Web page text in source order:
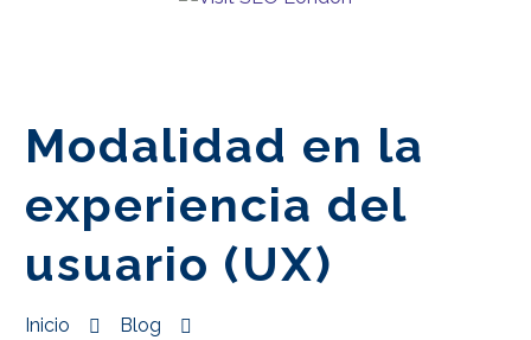
ES
Modalidad en la
experiencia del
usuario (UX)
Inicio
Blog